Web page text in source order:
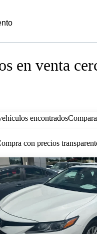
en venta
encontradosCompara
con precios